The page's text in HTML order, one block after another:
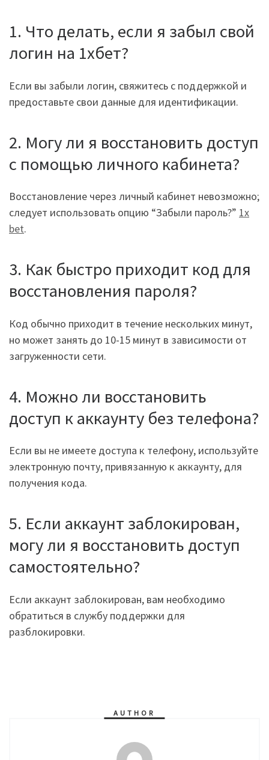
1. Что делать, если я забыл свой
логин на 1хбет?
Если вы забыли логин, свяжитесь с поддержкой и
предоставьте свои данные для идентификации.
2. Могу ли я восстановить доступ
с помощью личного кабинета?
Восстановление через личный кабинет невозможно;
следует использовать опцию “Забыли пароль?” 1x
bet.
3. Как быстро приходит код для
восстановления пароля?
Код обычно приходит в течение нескольких минут,
но может занять до 10-15 минут в зависимости от
загруженности сети.
4. Можно ли восстановить
доступ к аккаунту без телефона?
Если вы не имеете доступа к телефону, используйте
электронную почту, привязанную к аккаунту, для
получения кода.
5. Если аккаунт заблокирован,
могу ли я восстановить доступ
самостоятельно?
Если аккаунт заблокирован, вам необходимо
обратиться в службу поддержки для
разблокировки.
AUTHOR